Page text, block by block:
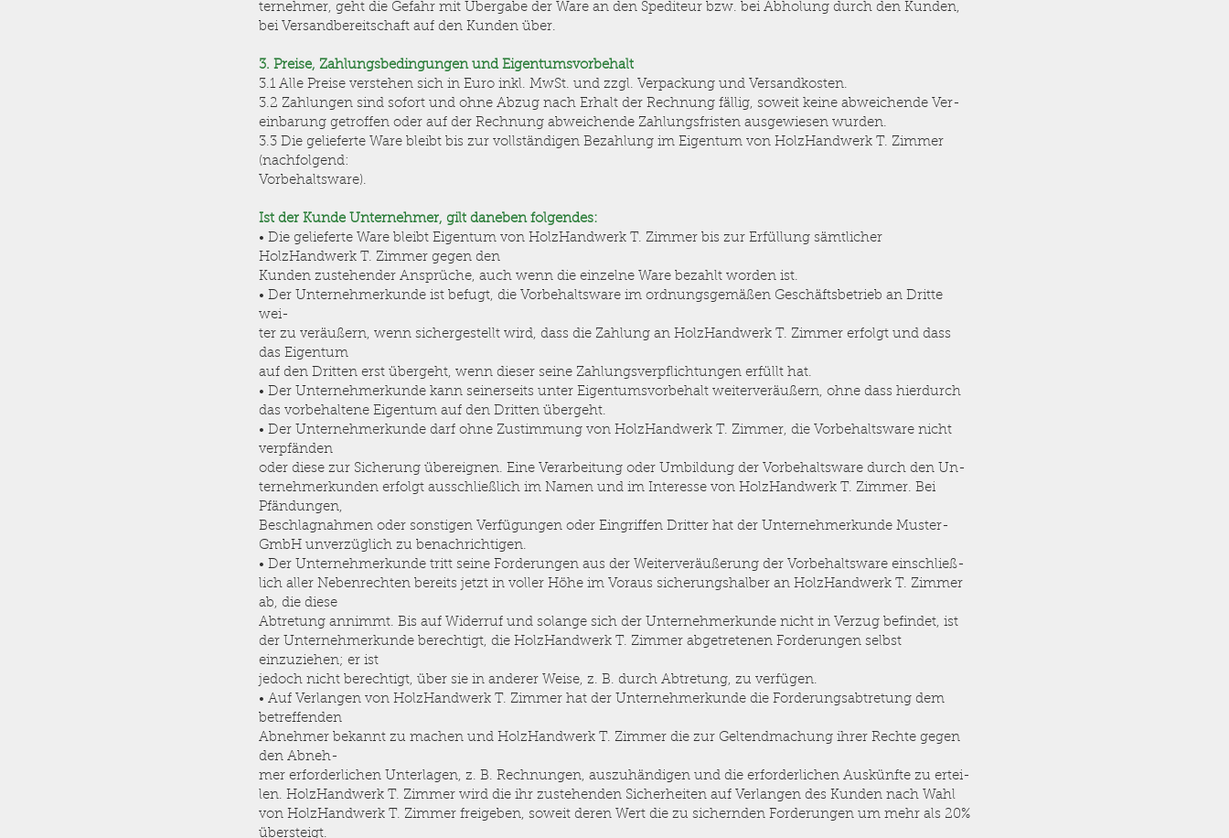
ternehmer, geht die Gefahr mit Übergabe der Ware an den Spediteur bzw. bei Abholung durch den Kunden,
bei Versandbereitschaft auf den Kunden über.
3. Preise, Zahlungsbedingungen und Eigentumsvorbehalt
3.1 Alle Preise verstehen sich in Euro inkl. MwSt. und zzgl. Verpackung und Versandkosten.
3.2 Zahlungen sind sofort und ohne Abzug nach Erhalt der Rechnung fällig, soweit keine abweichende Ver-
einbarung getroffen oder auf der Rechnung abweichende Zahlungsfristen ausgewiesen wurden.
3.3 Die gelieferte Ware bleibt bis zur vollständigen Bezahlung im Eigentum von HolzHandwerk T. Zimmer
(nachfolgend:
Vorbehaltsware).
Ist der Kunde Unternehmer, gilt daneben folgendes:
• Die gelieferte Ware bleibt Eigentum von HolzHandwerk T. Zimmer bis zur Erfüllung sämtlicher
HolzHandwerk T. Zimmer gegen den
Kunden zustehender Ansprüche, auch wenn die einzelne Ware bezahlt worden ist.
• Der Unternehmerkunde ist befugt, die Vorbehaltsware im ordnungsgemäßen Geschäftsbetrieb an Dritte
wei-
ter zu veräußern, wenn sichergestellt wird, dass die Zahlung an HolzHandwerk T. Zimmer erfolgt und dass
das Eigentum
auf den Dritten erst übergeht, wenn dieser seine Zahlungsverpflichtungen erfüllt hat.
• Der Unternehmerkunde kann seinerseits unter Eigentumsvorbehalt weiterveräußern, ohne dass hierdurch
das vorbehaltene Eigentum auf den Dritten übergeht.
• Der Unternehmerkunde darf ohne Zustimmung von HolzHandwerk T. Zimmer, die Vorbehaltsware nicht
verpfänden
oder diese zur Sicherung übereignen. Eine Verarbeitung oder Umbildung der Vorbehaltsware durch den Un-
ternehmerkunden erfolgt ausschließlich im Namen und im Interesse von HolzHandwerk T. Zimmer. Bei
Pfändungen,
Beschlagnahmen oder sonstigen Verfügungen oder Eingriffen Dritter hat der Unternehmerkunde Muster-
GmbH unverzüglich zu benachrichtigen.
• Der Unternehmerkunde tritt seine Forderungen aus der Weiterveräußerung der Vorbehaltsware einschließ-
lich aller Nebenrechten bereits jetzt in voller Höhe im Voraus sicherungshalber an HolzHandwerk T. Zimmer
ab, die diese
Abtretung annimmt. Bis auf Widerruf und solange sich der Unternehmerkunde nicht in Verzug befindet, ist
der Unternehmerkunde berechtigt, die HolzHandwerk T. Zimmer abgetretenen Forderungen selbst
einzuziehen; er ist
jedoch nicht berechtigt, über sie in anderer Weise, z. B. durch Abtretung, zu verfügen.
• Auf Verlangen von HolzHandwerk T. Zimmer hat der Unternehmerkunde die Forderungsabtretung dem
betreffenden
Abnehmer bekannt zu machen und HolzHandwerk T. Zimmer die zur Geltendmachung ihrer Rechte gegen
den Abneh-
mer erforderlichen Unterlagen, z. B. Rechnungen, auszuhändigen und die erforderlichen Auskünfte zu ertei-
len. HolzHandwerk T. Zimmer wird die ihr zustehenden Sicherheiten auf Verlangen des Kunden nach Wahl
von HolzHandwerk T. Zimmer freigeben, soweit deren Wert die zu sichernden Forderungen um mehr als 20%
übersteigt.